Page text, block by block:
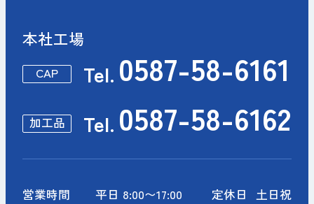
本社工場
CAP Tel. 0587-58-6161
加工品 Tel. 0587-58-6162
営業時間 平日 8:00〜17:00 定休日 土日祝